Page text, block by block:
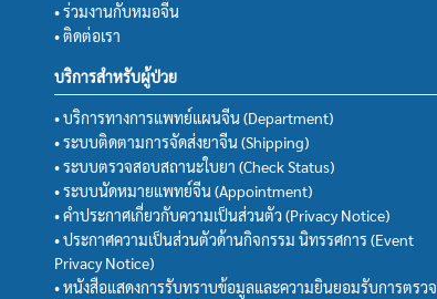
• ร่วมงานกับหมอจีน
• ติดต่อเรา
บริการสำหรับผู้ป่วย
• บริการทางการแพทย์แผนจีน (Department)
• ระบบติดตามการจัดส่งยาจีน (Shipping)
• ระบบตรวจสอบสถานะใบยา (Check Status)
• ระบบนัดหมายแพทย์จีน (Appointment)
• คำประกาศเกี่ยวกับความเป็นส่วนตัว (Privacy Notice)
• ประกาศความเป็นส่วนตัวด้านกิจกรรม นิทรรศการ (Event
Privacy Notice)
• หนังสือแสดงการรับทราบข้อมูลและความยินยอมรับการตรวจ